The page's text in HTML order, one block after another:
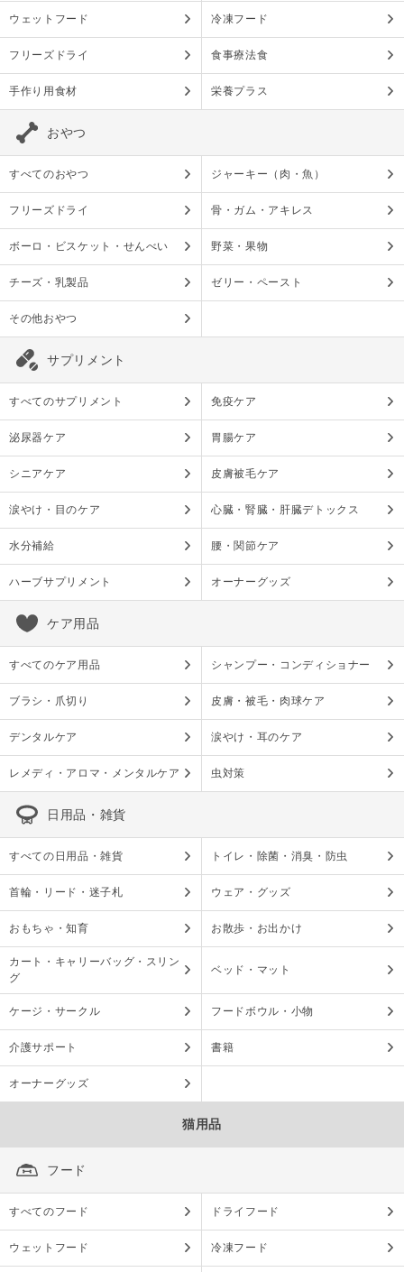
ウェットフード 冷凍フード
フリーズドライ 食事療法食
手作り用食材 栄養プラス
おやつ
すべてのおやつ ジャーキー（肉・魚）
フリーズドライ 骨・ガム・アキレス
ボーロ・ビスケット・せんべい 野菜・果物
チーズ・乳製品 ゼリー・ペースト
その他おやつ
サプリメント
すべてのサプリメント 免疫ケア
泌尿器ケア 胃腸ケア
シニアケア 皮膚被毛ケア
涙やけ・目のケア 心臓・腎臓・肝臓デトックス
水分補給 腰・関節ケア
ハーブサプリメント オーナーグッズ
ケア用品
すべてのケア用品 シャンプー・コンディショナー
ブラシ・爪切り 皮膚・被毛・肉球ケア
デンタルケア 涙やけ・耳のケア
レメディ・アロマ・メンタルケア 虫対策
日用品・雑貨
すべての日用品・雑貨 トイレ・除菌・消臭・防虫
首輪・リード・迷子札 ウェア・グッズ
おもちゃ・知育 お散歩・お出かけ
カート・キャリーバッグ・スリン
グ
ベッド・マット
ケージ・サークル フードボウル・小物
介護サポート 書籍
オーナーグッズ
猫用品
フード
すべてのフード ドライフード
ウェットフード 冷凍フード